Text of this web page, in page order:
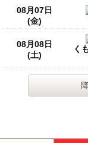
08月07日
(金)
08月08日
(土)
く